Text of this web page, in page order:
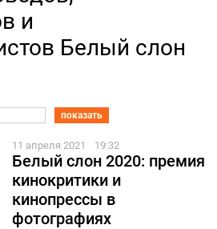
и
Белый слон
показать
11 апреля 2021 19:32
Белый слон 2020: премия
кинокритики и
кинопрессы в
фотографиях